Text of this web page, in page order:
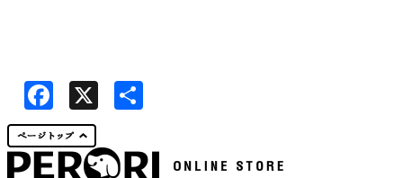
Facebook